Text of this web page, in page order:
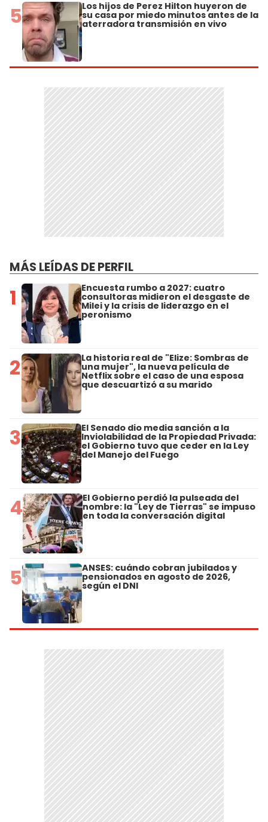
5 Los hijos de Perez Hilton huyeron de
su casa por miedo minutos antes de la
aterradora transmisión en vivo
MÁS LEÍDAS DE PERFIL
1 Encuesta rumbo a 2027: cuatro
consultoras midieron el desgaste de
Milei y la crisis de liderazgo en el
peronismo
2 La historia real de "Elize: Sombras de
una mujer", la nueva película de
Netflix sobre el caso de una esposa
que descuartizó a su marido
3 El Senado dio media sanción a la
Inviolabilidad de la Propiedad Privada:
el Gobierno tuvo que ceder en la Ley
del Manejo del Fuego
4 El Gobierno perdió la pulseada del
nombre: la "Ley de Tierras" se impuso
en toda la conversación digital
5 ANSES: cuándo cobran jubilados y
pensionados en agosto de 2026,
según el DNI